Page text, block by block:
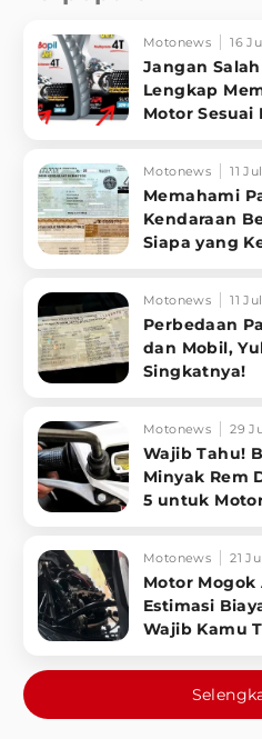
Motonews 16
Jangan
Lengkap
Motor Sesuai
Motonews 11
Memahami
Kendaraan
Siapa yang
Motonews 11
Perbedaan
dan Mobil,
Singkatnya!
Motonews 29
Wajib Tahu!
Minyak Rem
5 untuk
Motonews 21
Motor
Estimasi
Wajib Kamu